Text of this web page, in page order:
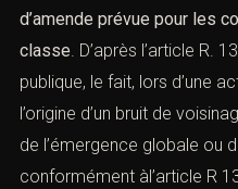
d’amende prévue pour les
classe. D’après l’article R.
publique, le fait, lors d’une
l’origine d’un bruit de
de l’émergence globale ou
conformément àl’article R